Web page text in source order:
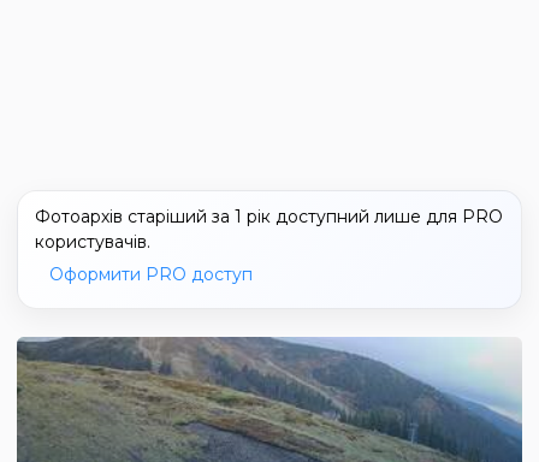
Фотоархів старіший за 1 рік доступний лише для PRO
користувачів.
Оформити PRO доступ